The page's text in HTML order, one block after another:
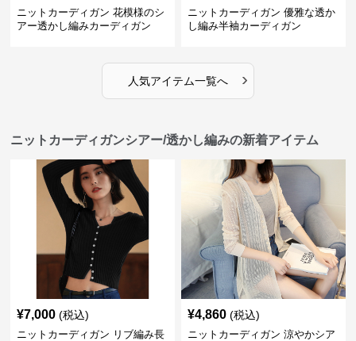
ニットカーディガン 花模様のシ
アー透かし編みカーディガン
ニットカーディガン 優雅な透か
し編み半袖カーディガン
人気アイテム一覧へ ›
ニットカーディガンシアー/透かし編みの新着アイテム
¥7,000 (税込)
ニットカーディガン リブ編み長
¥4,860 (税込)
ニットカーディガン 涼やかシア